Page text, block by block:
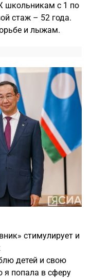
школьникам с 1 по
стаж – 52 года.
и лыжам.
стимулирует и
детей и свою
я попала в сферу